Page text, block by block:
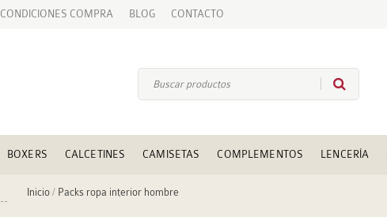
CONDICIONES COMPRA BLOG CONTACTO
BOXERS CALCETINES CAMISETAS COMPLEMENTOS LENCERÍA
Inicio / Packs ropa interior hombre